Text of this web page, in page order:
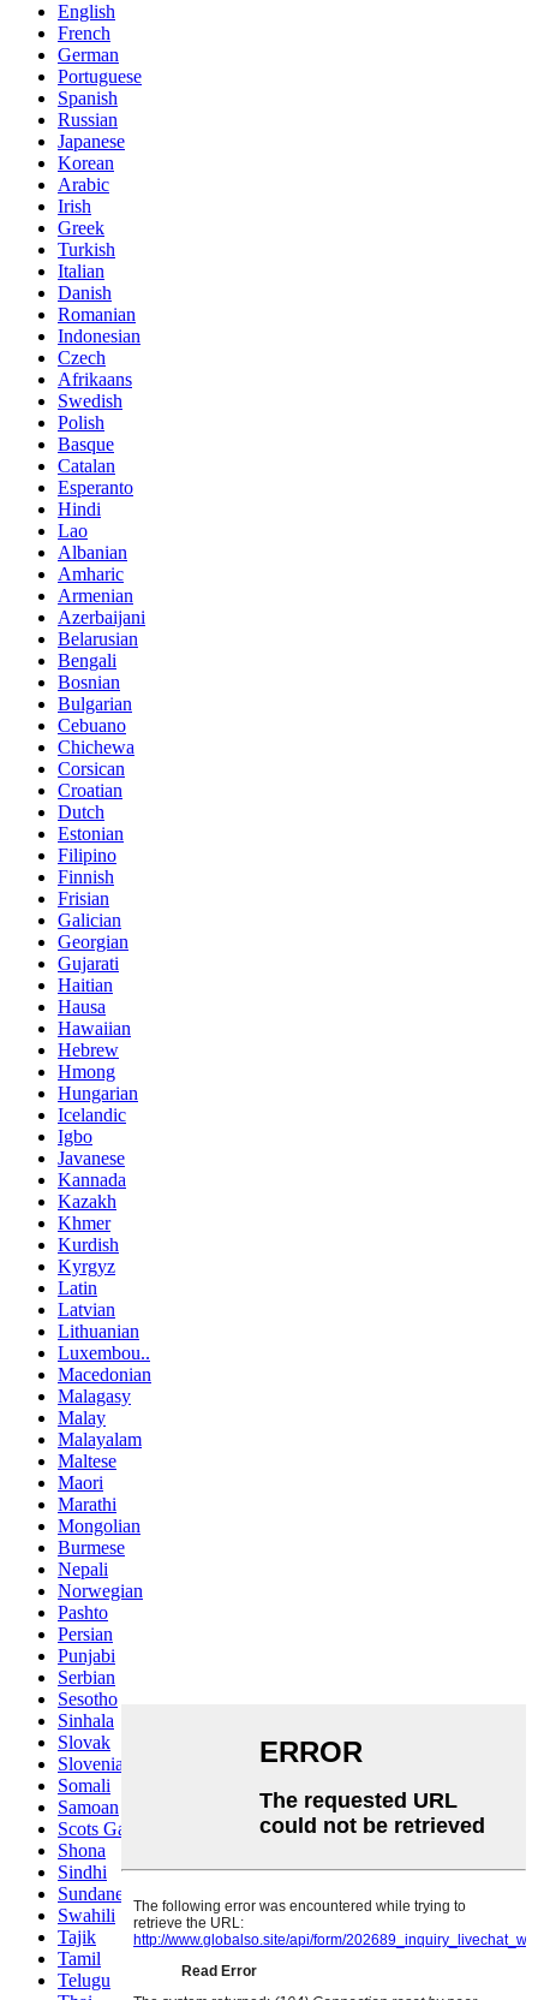
English
French
German
Portuguese
Spanish
Russian
Japanese
Korean
Arabic
Irish
Greek
Turkish
Italian
Danish
Romanian
Indonesian
Czech
Afrikaans
Swedish
Polish
Basque
Catalan
Esperanto
Hindi
Lao
Albanian
Amharic
Armenian
Azerbaijani
Belarusian
Bengali
Bosnian
Bulgarian
Cebuano
Chichewa
Corsican
Croatian
Dutch
Estonian
Filipino
Finnish
Frisian
Galician
Georgian
Gujarati
Haitian
Hausa
Hawaiian
Hebrew
Hmong
Hungarian
Icelandic
Igbo
Javanese
Kannada
Kazakh
Khmer
Kurdish
Kyrgyz
Latin
Latvian
Lithuanian
Luxembou..
Macedonian
Malagasy
Malay
Malayalam
Maltese
Maori
Marathi
Mongolian
Burmese
Nepali
Norwegian
Pashto
Persian
Punjabi
Serbian
Sesotho
Sinhala
Slovak
Slovenian
Somali
Samoan
Scots Gaelic
Shona
Sindhi
Sundanese
Swahili
Tajik
Tamil
Telugu